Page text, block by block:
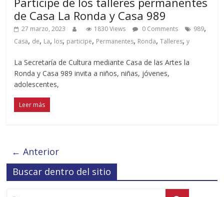
de Casa La Ronda y Casa 989
27 marzo, 2023 1830 Views 0 Comments 989,
Casa, de, La, los, participe, Permanentes, Ronda,Talleres,y
La Secretaría de Cultura mediante Casa de las Artes la
Ronda y Casa 989 invita a niños, niñas, jóvenes,
adolescentes,
Leer más
← Anterior
Buscar dentro del sitio